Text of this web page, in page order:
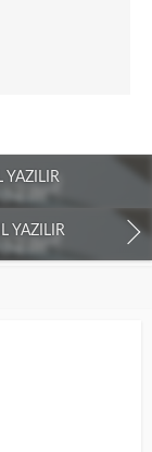
YAZILIR
YAZILIR